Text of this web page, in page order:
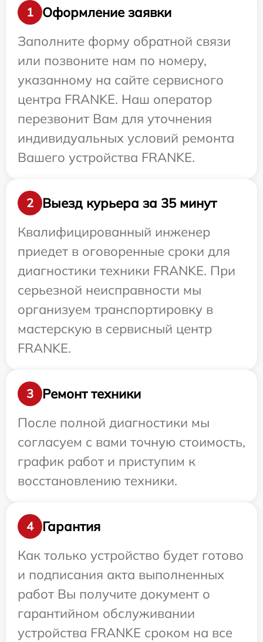
1
Оформление заявки
Заполните форму обратной связи
или позвоните нам по номеру,
указанному на сайте сервисного
центра FRANKE. Наш оператор
перезвонит Вам для уточнения
индивидуальных условий ремонта
Вашего устройства FRANKE.
2
Выезд курьера за 35 минут
Квалифицированный инженер
приедет в оговоренные сроки для
диагностики техники FRANKE. При
серьезной неисправности мы
организуем транспортировку в
мастерскую в сервисный центр
FRANKE.
3
Ремонт техники
После полной диагностики мы
согласуем с вами точную стоимость,
график работ и приступим к
восстановлению техники.
4
Гарантия
Как только устройство будет готово
и подписания акта выполненных
работ Вы получите документ о
гарантийном обслуживании
устройства FRANKE сроком на все